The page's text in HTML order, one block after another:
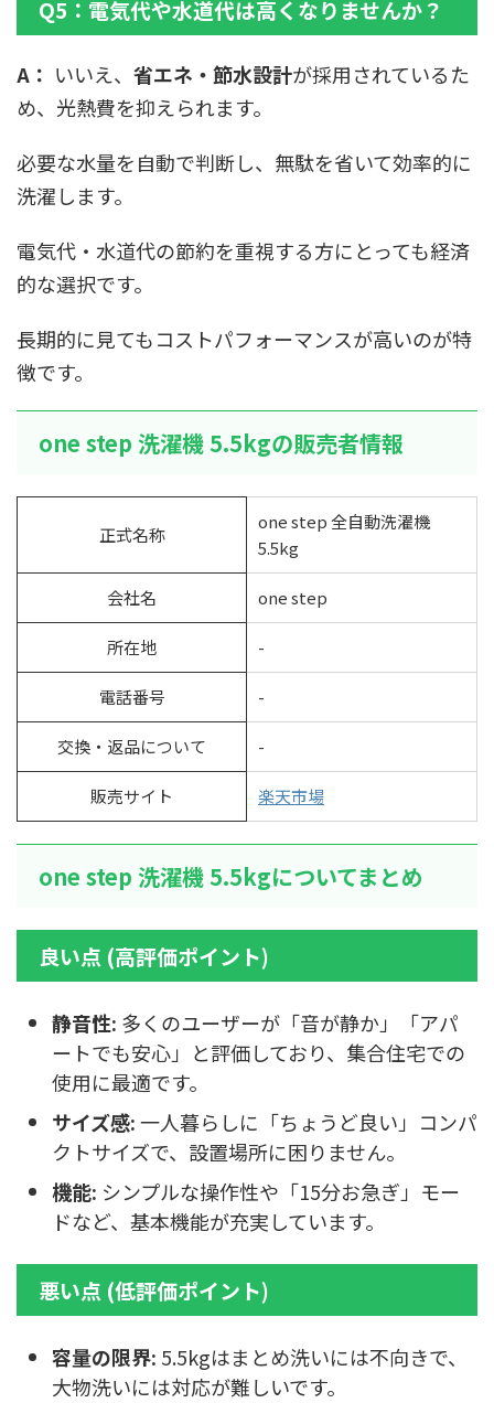
Q5：電気代や水道代は高くなりませんか？
A： いいえ、 省エネ・節水設計が採用されているた
め、光熱費を抑えられます。
必要な水量を自動で判断し、無駄を省いて効率的に
洗濯します。
電気代・水道代の節約を重視する方にとっても経済
的な選択です。
長期的に見てもコストパフォーマンスが高いのが特
徴です。
one step 洗濯機 5.5kgの販売者情報
正式名称
one step 全自動洗濯機
5.5kg
会社名 one step
所在地 -
電話番号 -
交換・返品について -
販売サイト 楽天市場
one step 洗濯機 5.5kgについてまとめ
良い点 (高評価ポイント)
静音性: 多くのユーザーが「音が静か」「アパ
ートでも安心」と評価しており、集合住宅での
使用に最適です。
サイズ感:一人暮らしに「ちょうど良い」コンパ
クトサイズで、設置場所に困りません。
機能: シンプルな操作性や「15分お急ぎ」モー
ドなど、基本機能が充実しています。
悪い点 (低評価ポイント)
容量の限界: 5.5kgはまとめ洗いには不向きで、
大物洗いには対応が難しいです。